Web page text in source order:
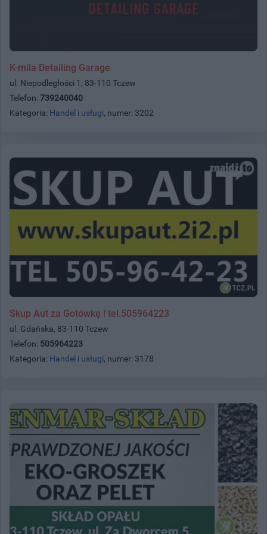
K-mila Detailing Garage
ul. Niepodległości 1, 83-110 Tczew
Telefon: 739240040
Kategoria: Handel i usługi, numer: 3202
Skup Aut za Gotówkę ! tel.505964223
ul. Gdańska, 83-110 Tczew
Telefon: 505964223
Kategoria: Handel i usługi, numer: 3178